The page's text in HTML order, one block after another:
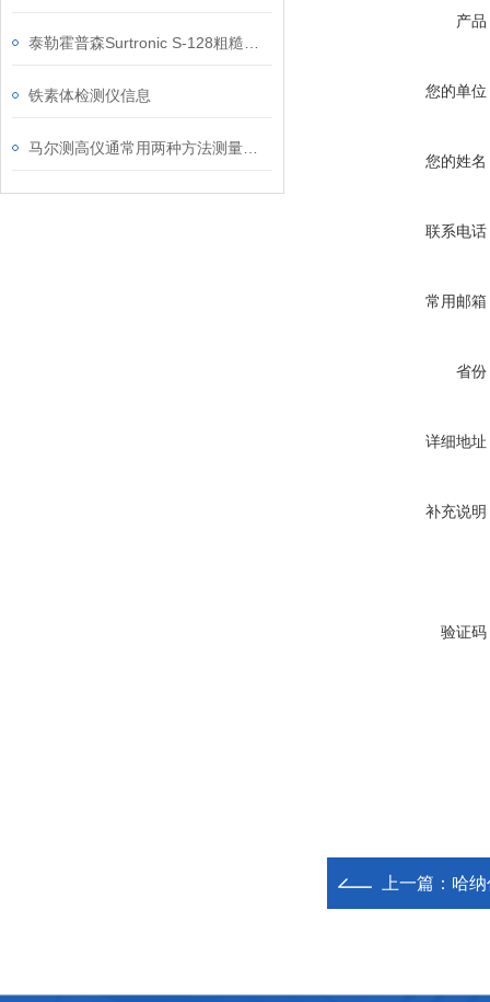
铁素体检测仪信息
产品
您的单位
您的姓名
联系电话
常用邮箱
省份
详细地址
补充说明
验证码
上一篇： 哈